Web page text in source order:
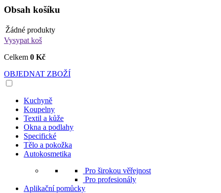
Obsah košíku
Žádné produkty
Vysypat koš
Celkem 0 Kč
OBJEDNAT ZBOŽÍ
Kuchyně
Koupelny
Textil a kůže
Okna a podlahy
Specifické
Tělo a pokožka
Autokosmetika
Pro širokou věřejnost
Pro profesionály
Aplikační pomůcky